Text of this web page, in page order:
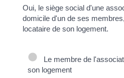
Oui, le siège social d'une
domicile d'un de ses
locataire de son logement.
Le membre de
son logement